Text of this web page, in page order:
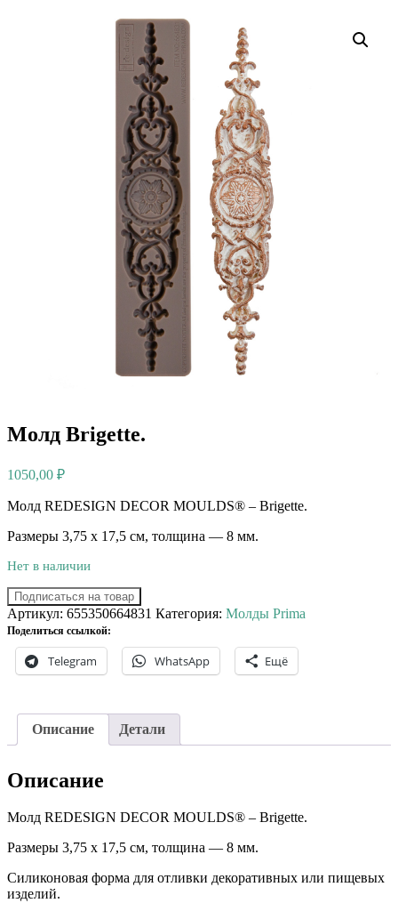
Молд Brigette.
1050,00 ₽
Молд REDESIGN DECOR MOULDS® – Brigette.
Размеры 3,75 х 17,5 см, толщина — 8 мм.
Нет в наличии
Подписаться на товар
Артикул: 655350664831 Категория: Молды Prima
Поделиться ссылкой:
Telegram WhatsApp Ещё
Описание Детали
Описание
Молд REDESIGN DECOR MOULDS® – Brigette.
Размеры 3,75 х 17,5 см, толщина — 8 мм.
Силиконовая форма для отливки декоративных или пищевых
изделий.